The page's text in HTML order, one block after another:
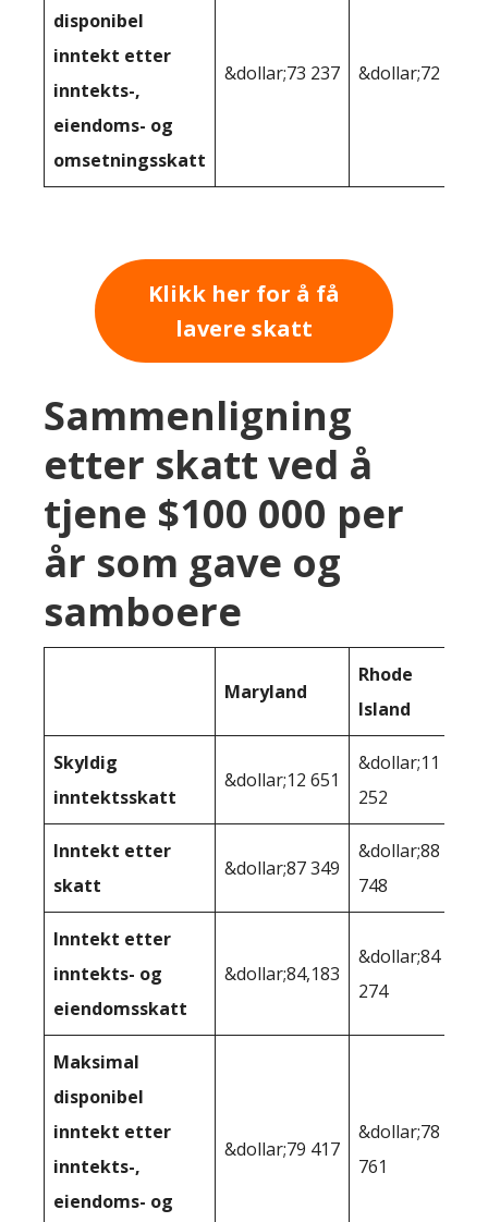
disponibel
inntekt etter
inntekts-,
eiendoms- og
omsetningsskatt
&dollar;73 237 &dollar;72 280
Klikk her for å få
lavere skatt
Sammenligning
etter skatt ved å
tjene $100 000 per
år som gave og
samboere
Maryland
Rhode
Island
Skyldig
inntektsskatt
&dollar;12 651
&dollar;11
252
Inntekt etter
skatt
&dollar;87 349
&dollar;88
748
Inntekt etter
inntekts- og
eiendomsskatt
&dollar;84,183
&dollar;84
274
Maksimal
disponibel
inntekt etter
inntekts-,
eiendoms- og
&dollar;79 417
&dollar;78
761